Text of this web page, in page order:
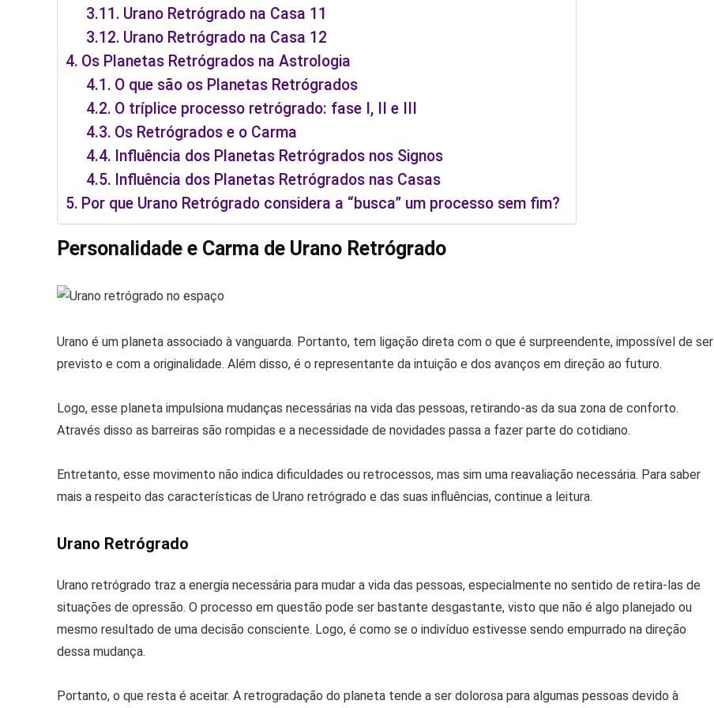
Urano Retrógrado na Casa 11
Urano Retrógrado na Casa 12
Os Planetas Retrógrados na Astrologia
O que são os Planetas Retrógrados
O tríplice processo retrógrado: fase I, II e III
Os Retrógrados e o Carma
Influência dos Planetas Retrógrados nos Signos
Influência dos Planetas Retrógrados nas Casas
Por que Urano Retrógrado considera a “busca” um processo sem fim?
Personalidade e Carma de Urano Retrógrado
Urano é um planeta associado à vanguarda. Portanto, tem ligação direta com o que é surpreendente, impossível de ser
previsto e com a originalidade. Além disso, é o representante da intuição e dos avanços em direção ao futuro.
Logo, esse planeta impulsiona mudanças necessárias na vida das pessoas, retirando-as da sua zona de conforto.
Através disso as barreiras são rompidas e a necessidade de novidades passa a fazer parte do cotidiano.
Entretanto, esse movimento não indica dificuldades ou retrocessos, mas sim uma reavaliação necessária. Para saber
mais a respeito das características de Urano retrógrado e das suas influências, continue a leitura.
Urano Retrógrado
Urano retrógrado traz a energia necessária para mudar a vida das pessoas, especialmente no sentido de retira-las de
situações de opressão. O processo em questão pode ser bastante desgastante, visto que não é algo planejado ou
mesmo resultado de uma decisão consciente. Logo, é como se o indivíduo estivesse sendo empurrado na direção
dessa mudança.
Portanto, o que resta é aceitar. A retrogradação do planeta tende a ser dolorosa para algumas pessoas devido à